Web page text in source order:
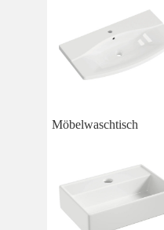
Möbelwaschtisch